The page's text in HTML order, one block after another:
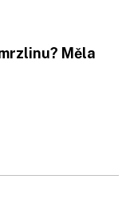
Měla